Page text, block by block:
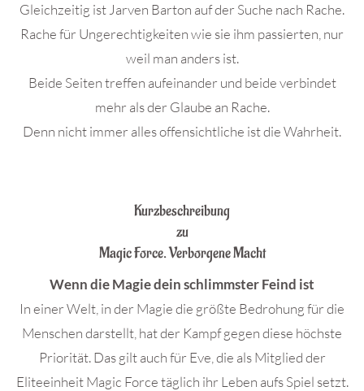
Gleichzeitig ist Jarven Barton auf der Suche nach Rache.
Rache für Ungerechtigkeiten wie sie ihm passierten, nur
weil man anders ist.
Beide Seiten treffen aufeinander und beide verbindet
mehr als der Glaube an Rache.
Denn nicht immer alles offensichtliche ist die Wahrheit.
Kurzbeschreibung
zu
Magic Force. Verborgene Macht
Wenn die Magie dein schlimmster Feind ist
In einer Welt, in der Magie die größte Bedrohung für die
Menschen darstellt, hat der Kampf gegen diese höchste
Priorität. Das gilt auch für Eve, die als Mitglied der
Eliteeinheit Magic Force täglich ihr Leben aufs Spiel setzt.